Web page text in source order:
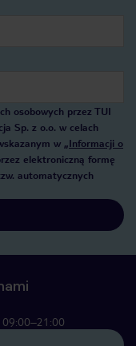
osobowych przez TUI
Sp. z o.o. w celach
w „Informacji o
elektroniczną formę
automatycznych